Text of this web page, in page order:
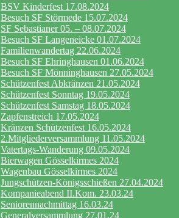
BSV Kinderfest 17.08.2024
Besuch SF Störmede 15.07.2024
SF Sebastianer 05. – 08.07.2024
Besuch SF Langeneicke 01.07.2024
Familienwandertag 22.06.2024
Besuch SF Ehringhausen 01.06.2024
Besuch SF Mönninghausen 27.05.2024
Schützenfest Abkränzen 21.05.2024
Schützenfest Sonntag 19.05.2024
Schützenfest Samstag 18.05.2024
Zapfenstreich 17.05.2024
Kränzen Schützenfest 16.05.2024
2.Mitgliederversammlung 11.05.2024
Vatertags-Wanderung 09.05.2024
Bierwagen Gösselkirmes 2024
Wagenbau Gösselkirmes 2024
Jungschützen-Königsschießen 27.04.2024
Kompanieabend II.Kom. 23.03.24
Seniorennachmittag 16.03.24
Generalversammlung 27.01.24